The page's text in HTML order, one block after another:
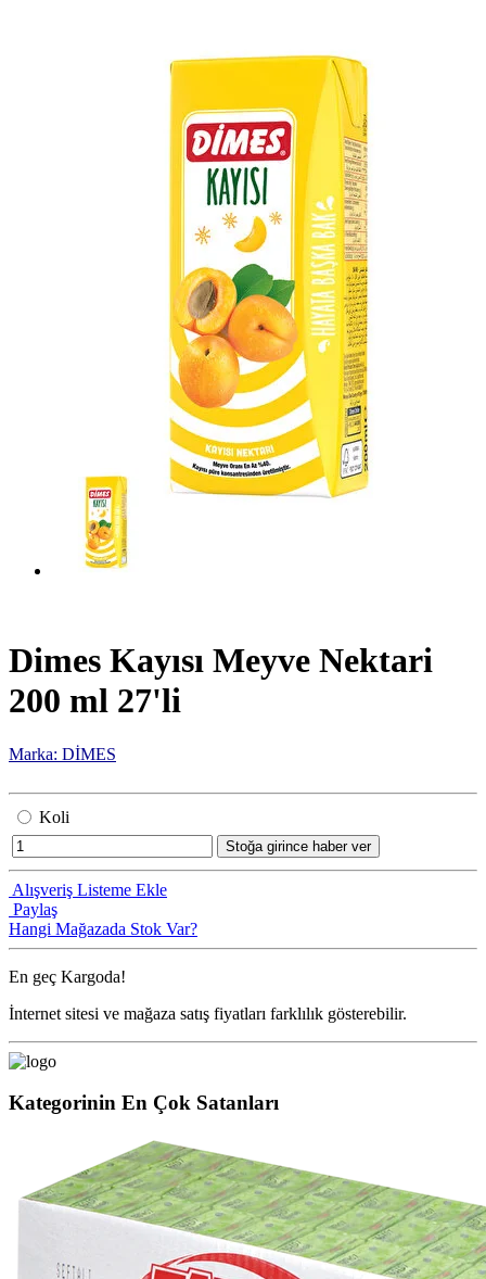
Dimes Kayısı Meyve Nektari
200 ml 27'li
Marka: DİMES
Koli
Stoğa girince haber ver
Alışveriş Listeme Ekle
Paylaş
Hangi Mağazada Stok Var?
En geç Kargoda!
İnternet sitesi ve mağaza satış fiyatları farklılık gösterebilir.
Kategorinin En Çok Satanları